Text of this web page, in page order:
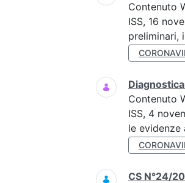
Contenuto
ISS, 16
preliminari,
Contenuto
ISS, 4
le evidenze
CS N°24/